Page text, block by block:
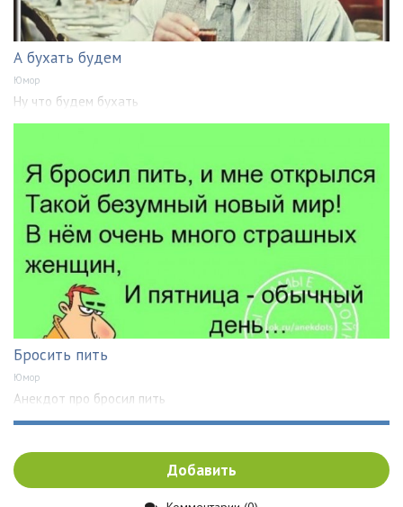
А бухать будем
Юмор
Ну что будем бухать
Бросить пить
Юмор
Анекдот про бросил пить
Добавить